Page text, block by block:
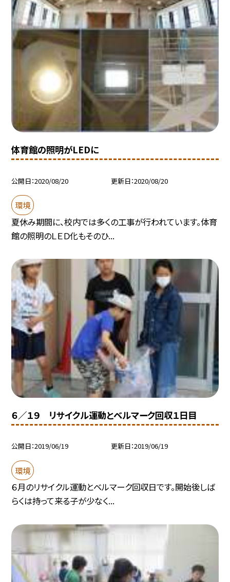
体育館の照明がLEDに
公開日 2020/08/20 更新日 2020/08/20
環境
夏休み期間に、校内では多くの工事が行われています。体育
館の照明のＬＥＤ化もそのひ...
６／１９ リサイクル運動とベルマーク回収１日目
公開日 2019/06/19 更新日 2019/06/19
環境
６月のリサイクル運動とベルマーク回収日です。開始後しば
らくは持って来る子が少なく...